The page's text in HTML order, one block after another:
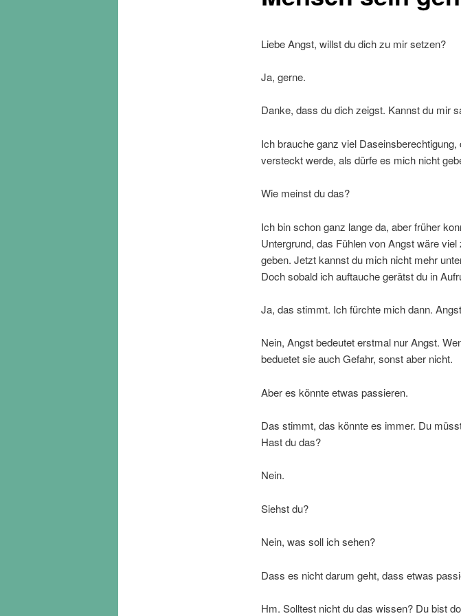
Liebe Angst, willst du dich zu mir setzen?
Ja, gerne.
Danke, dass du dich zeigst. Kannst du mir
Ich brauche ganz viel
versteckt werde, als dürfe es mich nicht
Wie meinst du das?
Ich bin schon ganz lange da, aber früher
Untergrund, das Fühlen von Angst wäre
geben. Jetzt kannst du mich nicht mehr
Doch sobald ich auftauche gerätst du in
Ja, das stimmt. Ich fürchte mich dann.
Nein, Angst bedeutet erstmal nur Angst.
beduetet sie auch Gefahr, sonst aber nicht.
Aber es könnte etwas passieren.
Das stimmt, das könnte es immer. Du
Hast du das?
Nein.
Siehst du?
Nein, was soll ich sehen?
Dass es nicht darum geht, dass etwas
Hm. Solltest nicht du das wissen? Du bist